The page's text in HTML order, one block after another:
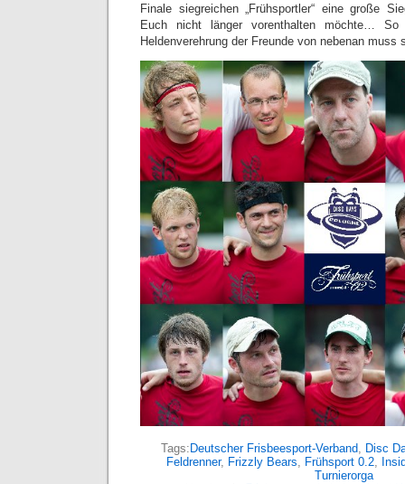
Finale siegreichen „Frühsportler“ eine große
Euch nicht länger vorenthalten möchte…
Heldenverehrung der Freunde von nebenan muss
Tags:Deutscher Frisbeesport-Verband, Disc
Feldrenner, Frizzly Bears Frühsport 0.2
Turnierorga